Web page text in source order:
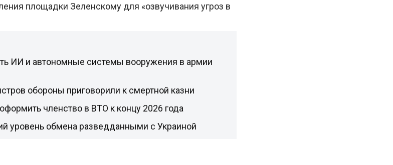
площадки Зеленскому для «озвучивания угроз в
ИИ и автономные системы вооружения в армии
обороны приговорили к смертной казни
членство в ВТО к концу 2026 года
уровень обмена разведданными с Украиной